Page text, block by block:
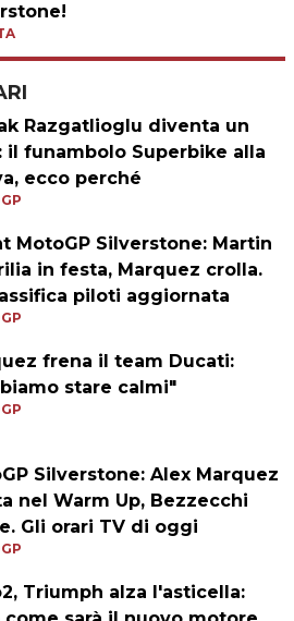
Razgatlioglu diventa un
il funambolo Superbike alla
ecco perché
MotoGP Silverstone: Martin
in festa, Marquez crolla.
piloti aggiornata
frena il team Ducati:
stare calmi"
Silverstone: Alex Marquez
nel Warm Up, Bezzecchi
Gli orari TV di oggi
Triumph alza l'asticella: